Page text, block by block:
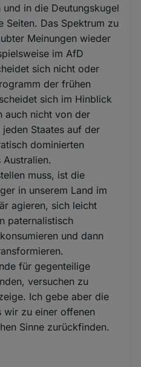
in die Deutungskugel
Seiten. Das Spektrum zu
Meinungen wieder
im AfD
sich nicht oder
der frühen
sich im Hinblick
auch nicht von der
Staates auf der
dominierten
muss, ist die
in unserem Land im
agieren, sich leicht
paternalistisch
und dann
für gegenteilige
versuchen zu
Ich gebe aber die
wir zu einer offenen
Sinne zurückfinden.